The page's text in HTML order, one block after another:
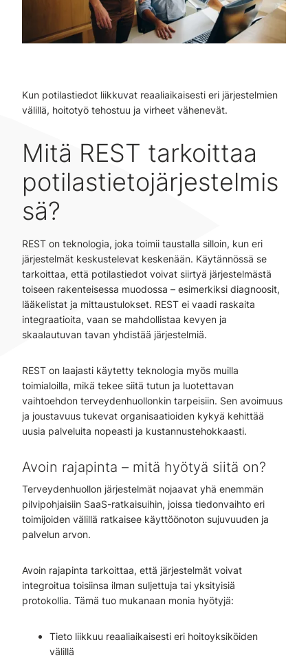
Kun potilastiedot liikkuvat reaaliaikaisesti eri järjestelmien
välillä, hoitotyö tehostuu ja virheet vähenevät.
Mitä REST tarkoittaa
potilastietojärjestelmis
sä?
REST on teknologia, joka toimii taustalla silloin, kun eri
järjestelmät keskustelevat keskenään. Käytännössä se
tarkoittaa, että potilastiedot voivat siirtyä järjestelmästä
toiseen rakenteisessa muodossa – esimerkiksi diagnoosit,
lääkelistat ja mittaustulokset. REST ei vaadi raskaita
integraatioita, vaan se mahdollistaa kevyen ja
skaalautuvan tavan yhdistää järjestelmiä.
REST on laajasti käytetty teknologia myös muilla
toimialoilla, mikä tekee siitä tutun ja luotettavan
vaihtoehdon terveydenhuollonkin tarpeisiin. Sen avoimuus
ja joustavuus tukevat organisaatioiden kykyä kehittää
uusia palveluita nopeasti ja kustannustehokkaasti.
Avoin rajapinta – mitä hyötyä siitä on?
Terveydenhuollon järjestelmät nojaavat yhä enemmän
pilvipohjaisiin SaaS-ratkaisuihin, joissa tiedonvaihto eri
toimijoiden välillä ratkaisee käyttöönoton sujuvuuden ja
palvelun arvon.
Avoin rajapinta tarkoittaa, että järjestelmät voivat
integroitua toisiinsa ilman suljettuja tai yksityisiä
protokollia. Tämä tuo mukanaan monia hyötyjä:
Tieto liikkuu reaaliaikaisesti eri hoitoyksiköiden
välillä